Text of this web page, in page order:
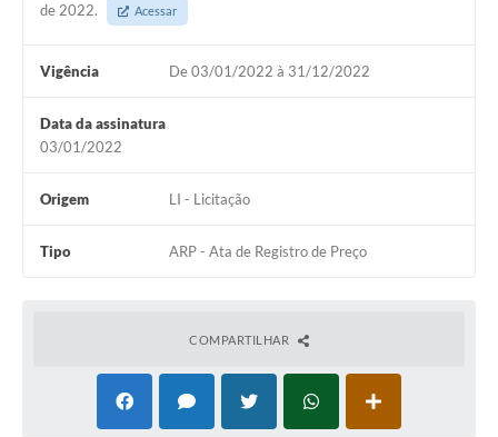
de 2022.
Acessar
Vigência De 03/01/2022 à 31/12/2022
Data da assinatura
03/01/2022
Origem LI - Licitação
Tipo ARP - Ata de Registro de Preço
COMPARTILHAR